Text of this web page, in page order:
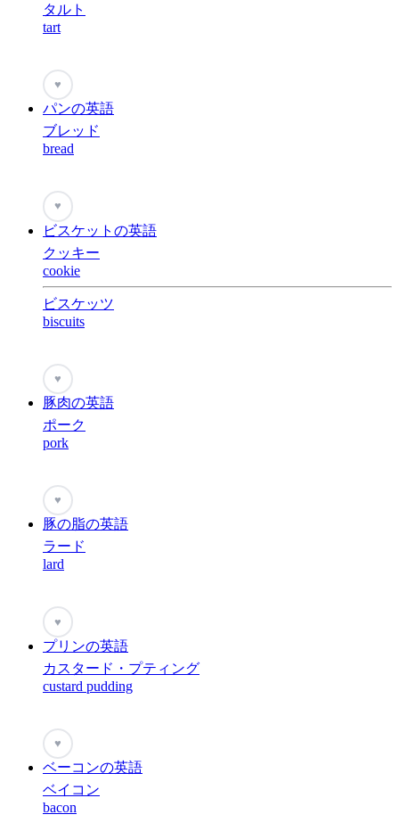
タルト
tart
♥
パンの英語
ブレッド
bread
♥
ビスケットの英語
クッキー
cookie
ビスケッツ
biscuits
♥
豚肉の英語
ポーク
pork
♥
豚の脂の英語
ラード
lard
♥
プリンの英語
カスタード・プティング
custard pudding
♥
ベーコンの英語
ベイコン
bacon